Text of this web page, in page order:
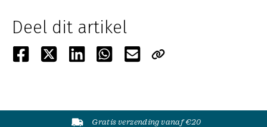
Deel dit artikel
Gratis verzending vanaf €20